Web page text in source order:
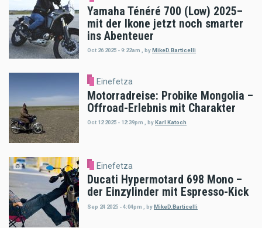
Yamaha Ténéré 700 (Low) 2025–
mit der Ikone jetzt noch smarter
ins Abenteuer
Oct 26 2025 - 9:22am byMikeD.Barticelli
Einefetza
Motorradreise: Probike Mongolia –
Offroad-Erlebnis mit Charakter
Oct 12 2025 - 12:39pm byKarl Katoch
Einefetza
Ducati Hypermotard 698 Mono –
der Einzylinder mit Espresso-Kick
Sep 24 2025 - 4:04pm byMikeD.Barticelli